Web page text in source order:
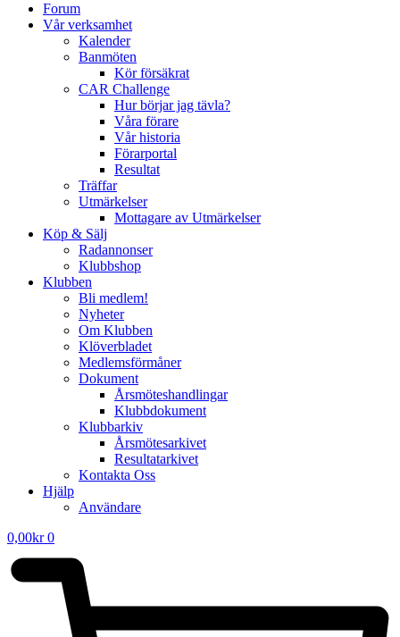
Forum
Vår verksamhet
Kalender
Banmöten
Kör försäkrat
CAR Challenge
Hur börjar jag tävla?
Våra förare
Vår historia
Förarportal
Resultat
Träffar
Utmärkelser
Mottagare av Utmärkelser
Köp & Sälj
Radannonser
Klubbshop
Klubben
Bli medlem!
Nyheter
Om Klubben
Klöverbladet
Medlemsförmåner
Dokument
Årsmöteshandlingar
Klubbdokument
Klubbarkiv
Årsmötesarkivet
Resultatarkivet
Kontakta Oss
Hjälp
Användare
0,00kr 0